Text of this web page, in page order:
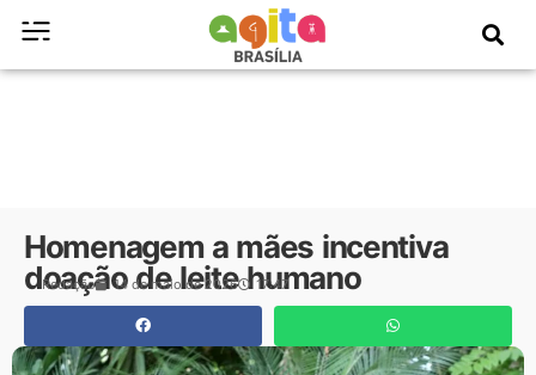
Homenagem a mães incentiva
doação de leite humano
Redação 14 de maio de 2026 17:47